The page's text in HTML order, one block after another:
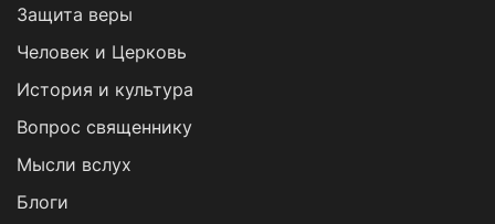
Защита веры
Человек и Церковь
История и культура
Вопрос священнику
Мысли вслух
Блоги